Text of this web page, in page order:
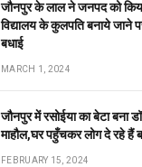
जौनपुर के लाल ने जनपद को किया
विद्यालय के कुलपति बनाये जाने
बधाई
MARCH 1, 2024
जौनपुर में रसोईया का बेटा बना
माहौल,घर पहुँचकर लोग दे रहे हैं
FEBRUARY 15, 2024